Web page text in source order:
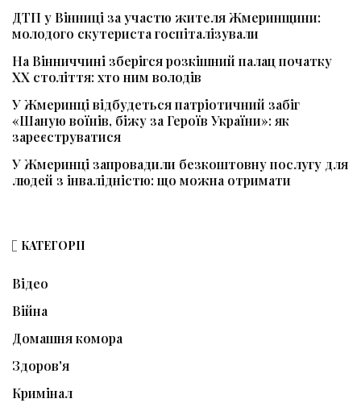
ДТП у Вінниці за участю жителя Жмеринщини:
молодого скутериста госпіталізували
На Вінниччині зберігся розкішний палац початку
ХХ століття: хто ним володів
У Жмеринці відбудеться патріотичний забіг
«Шаную воїнів, біжу за Героїв України»: як
зареєструватися
У Жмеринці запровадили безкоштовну послугу для
людей з інвалідністю: що можна отримати
КАТЕГОРІЇ
Відео
Війна
Домашня комора
Здоров'я
Кримінал